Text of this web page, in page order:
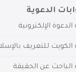
الدعوية
الإلكترونية
الكويت للتعريف
الباحث عن الحقيقة